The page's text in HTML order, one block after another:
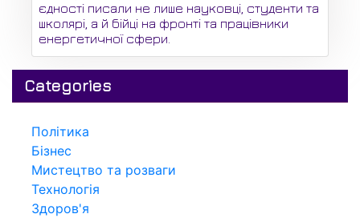
єдності писали не лише науковці, студенти та
школярі, а й бійці на фронті та працівники
енергетичної сфери.
Categories
Політика
Бізнес
Мистецтво та розваги
Технологія
Здоров'я